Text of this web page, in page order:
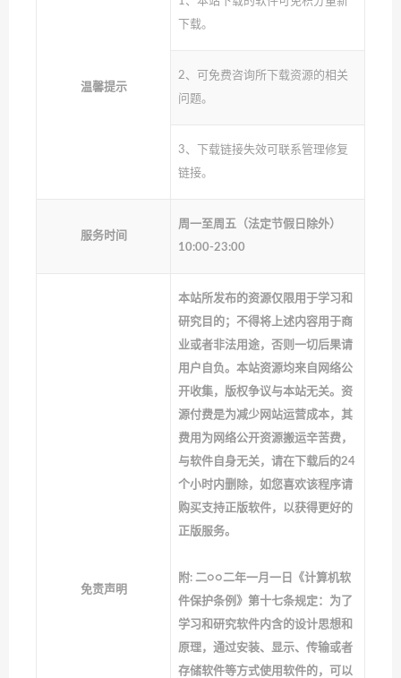
温馨提示
下载。
2、可免费咨询所下载资源的相关
问题。
3、下载链接失效可联系管理修复
链接。
服务时间
周一至周五（法定节假日除外）
10:00-23:00
免责声明
本站所发布的资源仅限用于学习和
研究目的；不得将上述内容用于商
业或者非法用途，否则一切后果请
用户自负。本站资源均来自网络公
开收集，版权争议与本站无关。资
源付费是为减少网站运营成本，其
费用为网络公开资源搬运辛苦费，
与软件自身无关，请在下载后的24
个小时内删除，如您喜欢该程序请
购买支持正版软件，以获得更好的
正版服务。
附: 二○○二年一月一日《计算机软
件保护条例》第十七条规定：为了
学习和研究软件内含的设计思想和
原理，通过安装、显示、传输或者
存储软件等方式使用软件的，可以